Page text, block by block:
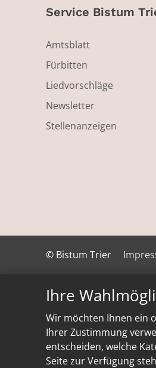
Ihre
Wir möchten Ihnen ein
Ihrer Zustimmung
entscheiden, welche
Seite zur Verfügung
Service Bistum
Amtsblatt
Fürbitten
Liedvorschläge
Newsletter
Stellenanzeigen
© Bistum Trier